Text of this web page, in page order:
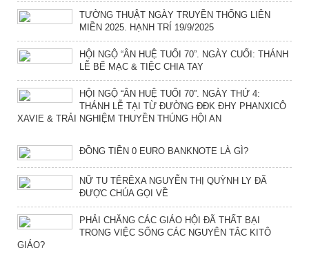
TƯỜNG THUẬT NGÀY TRUYỀN THỐNG LIÊN
MIỀN 2025. HẠNH TRÍ 19/9/2025
HỘI NGỘ “ÂN HUỆ TUỔI 70”. NGÀY CUỐI: THÁNH
LỄ BẾ MẠC & TIỆC CHIA TAY
HỘI NGỘ “ÂN HUỆ TUỔI 70”. NGÀY THỨ 4:
THÁNH LỄ TẠI TỪ ĐƯỜNG ĐĐK ĐHY PHANXICÔ
XAVIE & TRẢI NGHIỆM THUYỀN THÚNG HỘI AN
ĐỒNG TIỀN 0 EURO BANKNOTE LÀ GÌ?
NỮ TU TÊRÊXA NGUYỄN THỊ QUỲNH LY ĐÃ
ĐƯỢC CHÚA GỌI VỀ
PHẢI CHĂNG CÁC GIÁO HỘI ĐÃ THẤT BẠI
TRONG VIỆC SỐNG CÁC NGUYÊN TẮC KITÔ
GIÁO?